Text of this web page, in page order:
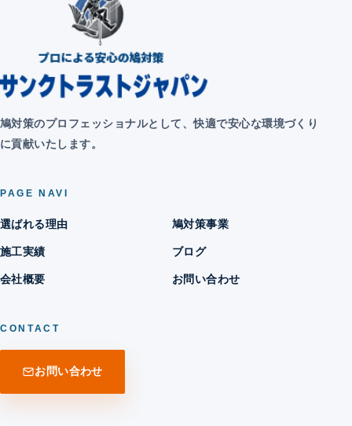
鳩対策のプロフェッショナルとして、快適で安心な環境づくり
に貢献いたします。
PAGE NAVI
選ばれる理由 鳩対策事業
施工実績 ブログ
会社概要 お問い合わせ
CONTACT
お問い合わせ